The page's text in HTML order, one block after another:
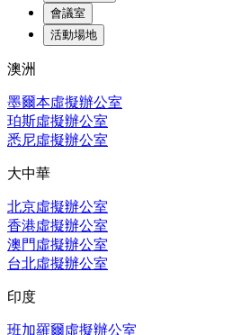
會議室
活動場地
澳洲
墨爾本虛擬辦公室
珀斯虛擬辦公室
悉尼虛擬辦公室
大中華
北京虛擬辦公室
香港虛擬辦公室
澳門虛擬辦公室
台北虛擬辦公室
印度
班加羅爾虛擬辦公室